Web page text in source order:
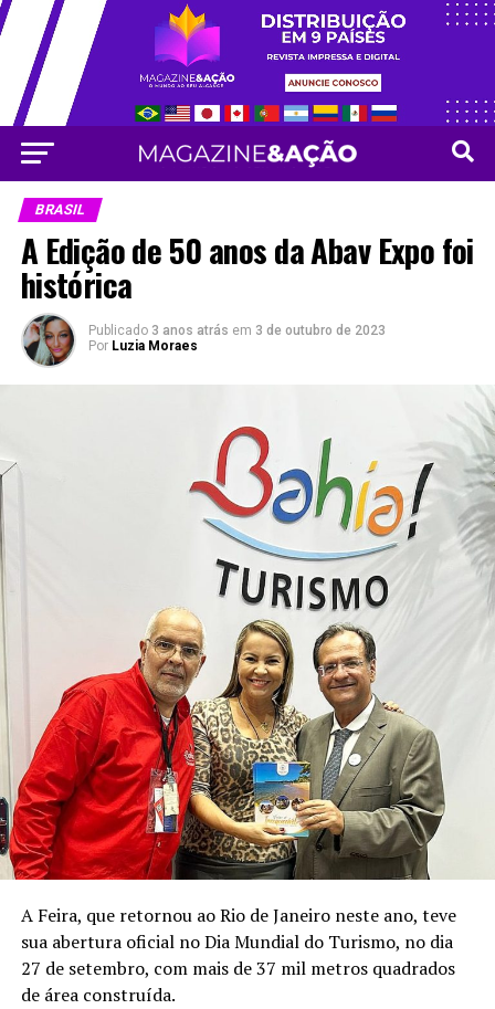
BRASIL
A Edição de 50 anos da Abav Expo foi
histórica
Publicado 3 anos atrás em 3 de outubro de 2023
Por Luzia Moraes
A Feira, que retornou ao Rio de Janeiro neste ano, teve
sua abertura oficial no Dia Mundial do Turismo, no dia
27 de setembro, com mais de 37 mil metros quadrados
de área construída.
Vá para versão mobile